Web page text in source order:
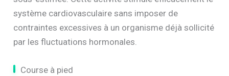
système cardiovasculaire sans imposer de
contraintes excessives à un organisme déjà sollicité
par les fluctuations hormonales.
Course à pied